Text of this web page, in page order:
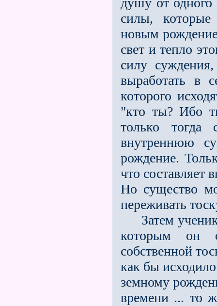
силы,
новым
свет и тепло
силу
выработать в
которого
"кто ты? Ибо
только тогда
внутреннюю
рождение.
что составляет
Но существо
переживать
Затем ученик
которым он
собственной
как бы
земному
времени ... то